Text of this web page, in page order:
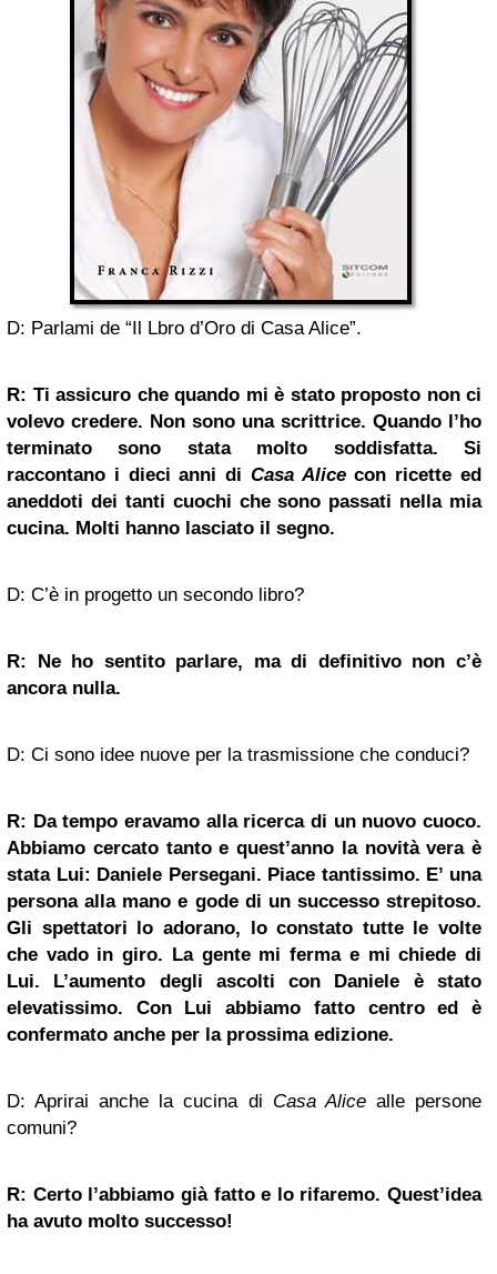
D: Parlami de “Il Lbro d’Oro di Casa Alice”.
R: Ti assicuro che quando mi è stato proposto non ci
volevo credere. Non sono una scrittrice. Quando l’ho
terminato sono stata molto soddisfatta. Si
raccontano i dieci anni di Casa Alicecon ricette ed
aneddoti dei tanti cuochi che sono passati nella mia
cucina. Molti hanno lasciato il segno.
D: C’è in progetto un secondo libro?
R: Ne ho sentito parlare, ma di definitivo non c’è
ancora nulla.
D: Ci sono idee nuove per la trasmissione che conduci?
R: Da tempo eravamo alla ricerca di un nuovo cuoco.
Abbiamo cercato tanto e quest’anno la novità vera è
stata Lui: Daniele Persegani. Piace tantissimo. E’ una
persona alla mano e gode di un successo strepitoso.
Gli spettatori lo adorano, lo constato tutte le volte
che vado in giro. La gente mi ferma e mi chiede di
Lui. L’aumento degli ascolti con Daniele è stato
elevatissimo. Con Lui abbiamo fatto centro ed è
confermato anche per la prossima edizione.
D: Aprirai anche la cucina di Casa Alicealle persone
comuni?
R: Certo l’abbiamo già fatto e lo rifaremo. Quest’idea
ha avuto molto successo!